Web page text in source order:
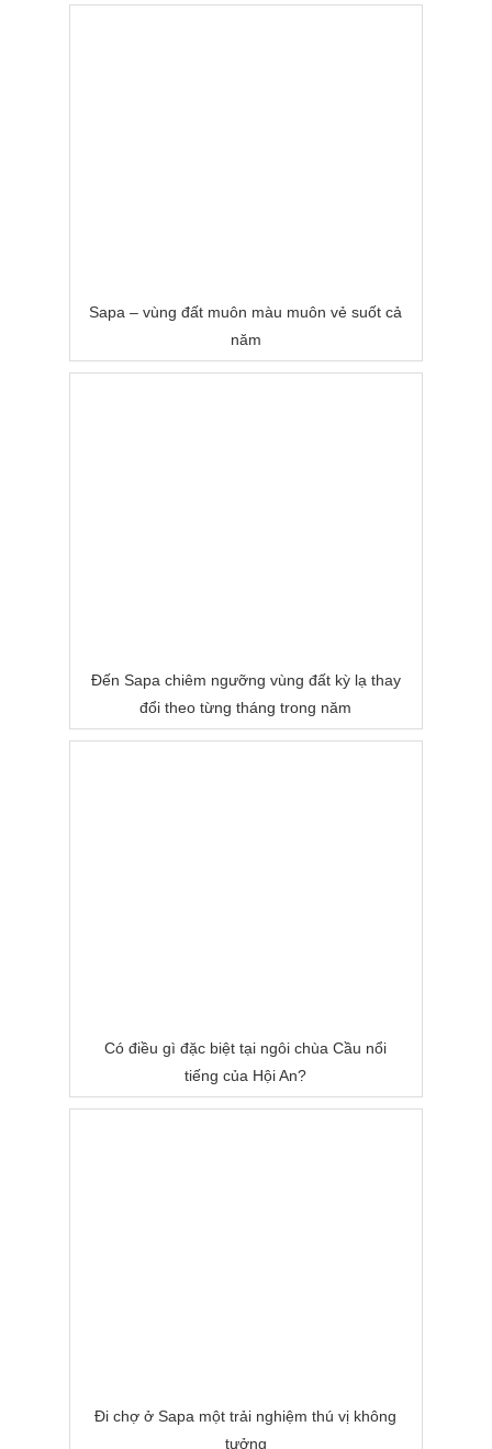
Sapa – vùng đất muôn màu muôn vẻ suốt cả
năm
Đến Sapa chiêm ngưỡng vùng đất kỳ lạ thay
đổi theo từng tháng trong năm
Có điều gì đặc biệt tại ngôi chùa Cầu nổi
tiếng của Hội An?
Đi chợ ở Sapa một trải nghiệm thú vị không
tưởng